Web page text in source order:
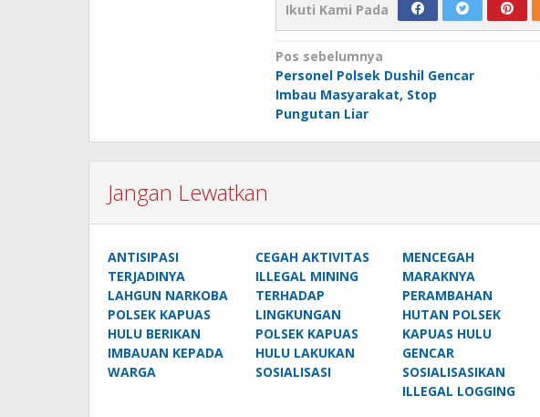
Ikuti Kami Pada
Navigasi
pos
Pos sebelumnya
Personel Polsek Dushil Gencar
Imbau Masyarakat, Stop
Pungutan Liar
Jangan Lewatkan
ANTISIPASI
TERJADINYA
LAHGUN NARKOBA
POLSEK KAPUAS
HULU BERIKAN
IMBAUAN KEPADA
WARGA
CEGAH AKTIVITAS
ILLEGAL MINING
TERHADAP
LINGKUNGAN
POLSEK KAPUAS
HULU LAKUKAN
SOSIALISASI
MENCEGAH
MARAKNYA
PERAMBAHAN
HUTAN POLSEK
KAPUAS HULU
GENCAR
SOSIALISASIKAN
ILLEGAL LOGGING